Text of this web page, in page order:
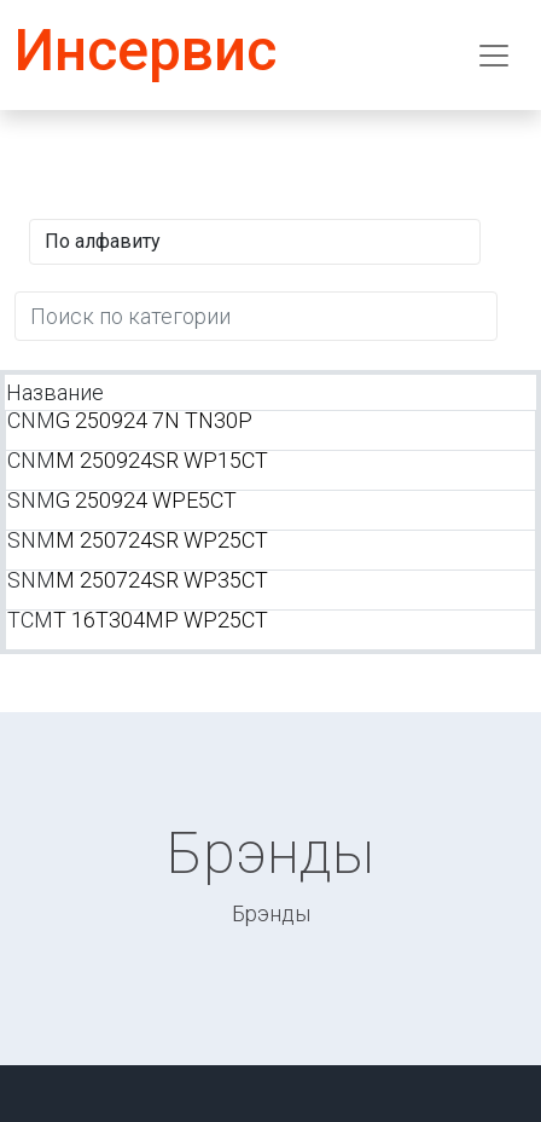
Инсервис
Название
CNMG 250924 7N TN30P
CNMM 250924SR WP15CT
SNMG 250924 WPE5CT
SNMM 250724SR WP25CT
SNMM 250724SR WP35CT
TCMT 16T304MP WP25CT
Брэнды
Брэнды